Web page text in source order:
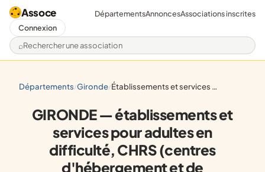
Assoce
Rechercher une association
DépartementsAnnoncesAssociations inscrites
Connexion
départements/ gironde/ établissements et services pour adultes en difficulté, chrs (centres d'hébergement et de réadaptation sociale)
GIRONDE — établissements et
services pour adultes en
difficulté, CHRS (centres
d'hébergement et de